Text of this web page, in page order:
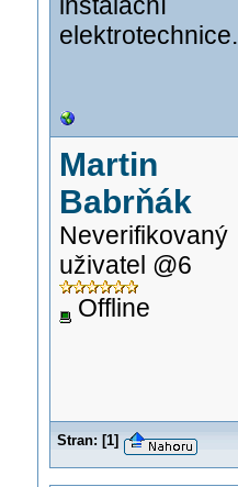
elektrotechnice.
Martin
Babrňák
Neverifikovaný
uživatel @6
Offline
Stran: [1]